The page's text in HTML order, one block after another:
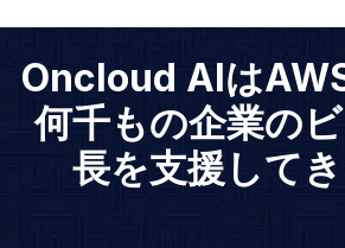
Oncloud AIは
何千もの企業の
長を支援して